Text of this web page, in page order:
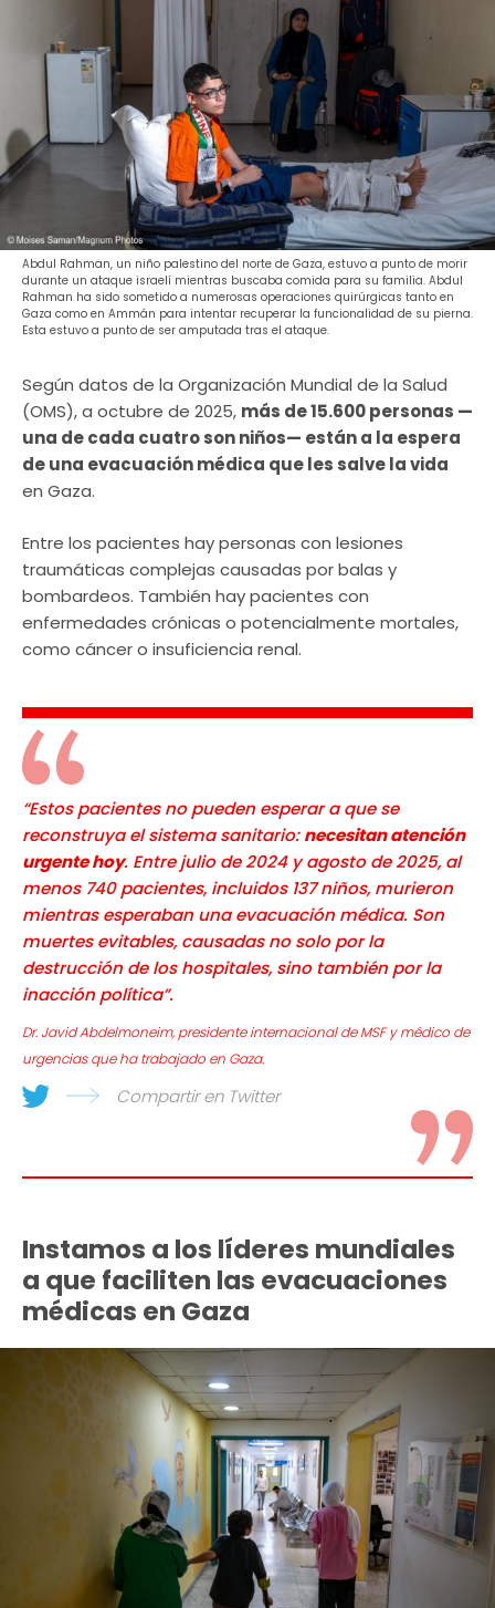
Abdul Rahman, un niño palestino del norte de Gaza, estuvo a punto de morir
durante un ataque israelí mientras buscaba comida para su familia. Abdul
Rahman ha sido sometido a numerosas operaciones quirúrgicas tanto en
Gaza como en Ammán para intentar recuperar la funcionalidad de su pierna.
Esta estuvo a punto de ser amputada tras el ataque.
Según datos de la Organización Mundial de la Salud
(OMS), a octubre de 2025, más de 15.600 personas —
una de cada cuatro son niños— están a la espera
de una evacuación médica que les salve la vida
en Gaza.
Entre los pacientes hay personas con lesiones
traumáticas complejas causadas por balas y
bombardeos. También hay pacientes con
enfermedades crónicas o potencialmente mortales,
como cáncer o insuficiencia renal.
“Estos pacientes no pueden esperar a que se
reconstruya el sistema sanitario:necesitan atención
urgente hoy. Entre julio de 2024 y agosto de 2025, al
menos 740 pacientes, incluidos 137 niños, murieron
mientras esperaban una evacuación médica. Son
muertes evitables, causadas no solo por la
destrucción de los hospitales, sino también por la
inacción política”.
Dr. Javid Abdelmoneim, presidente internacional de MSF y médico de
urgencias que ha trabajado en Gaza.
Compartir en Twitter
Instamos a los líderes mundiales
a que faciliten las evacuaciones
médicas en Gaza